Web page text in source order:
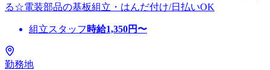
る☆電装部品の基板組立・はんだ付け/日払いOK
組立スタッフ 時給1,350円〜
勤務地